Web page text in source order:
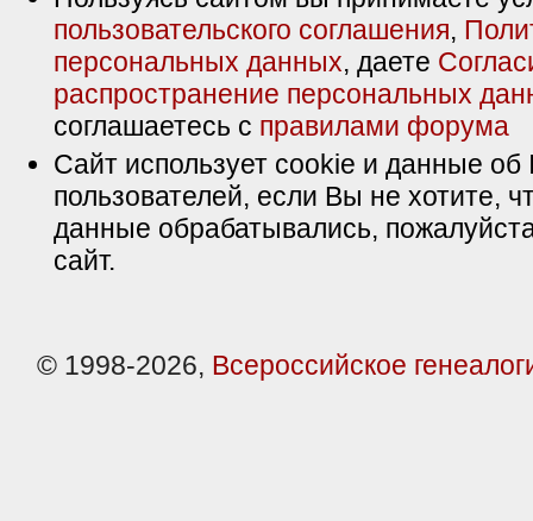
пользовательского соглашения,
персональных данных, даете
распространение персональных
соглашаетесь с правилами форума
Сайт использует cookie и данные об
пользователей, если Вы не хотите,
данные обрабатывались,
сайт.
© 1998-2026, Всероссийское